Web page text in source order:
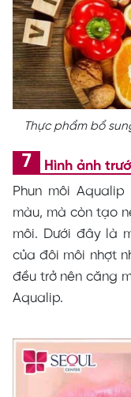
Thực phẩm bổ
Hình ảnh
Phun môi
màu, mà còn tạo
môi. Dưới đây là
của đôi môi nhợt
đều trở nên căng
Aqualip.